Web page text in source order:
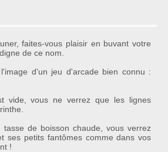
faites-vous plaisir en buvant votre
digne de ce nom.
d'un jeu d'arcade bien connu :
vide, vous ne verrez que les lignes
tasse de boisson chaude, vous verrez
ses petits fantômes comme dans vos
!